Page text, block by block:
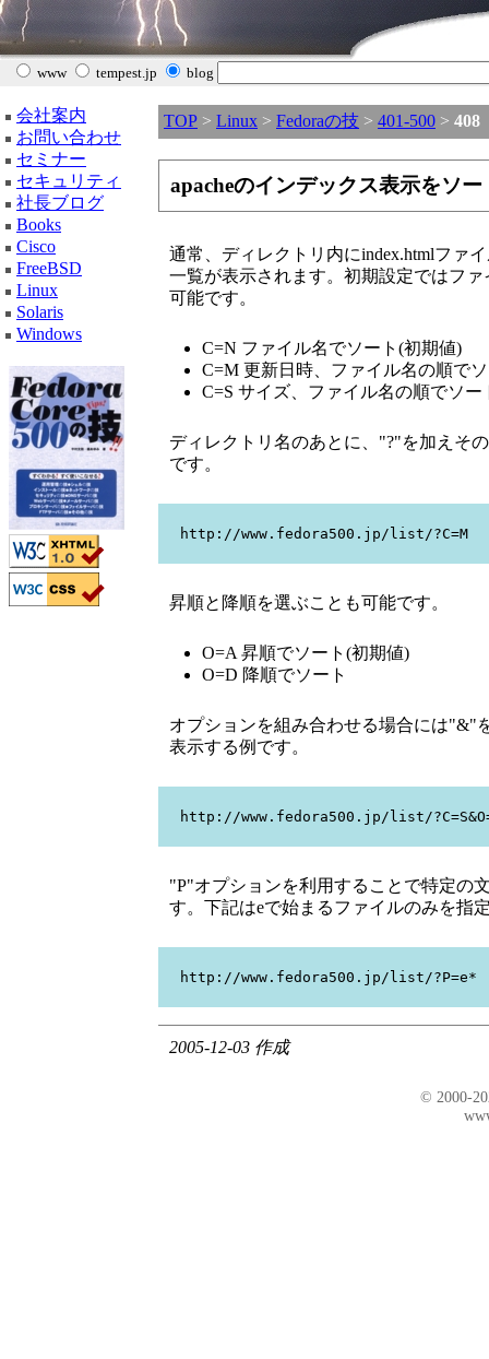
www tempest.jp blog
会社案内
お問い合わせ
セミナー
セキュリティ
社長ブログ
Books
Cisco
FreeBSD
Linux
Solaris
Windows
TOP > Linux > Fedoraの技 > 401-500 > 408
apacheのインデックス表示をソ
通常、ディレクトリ内にindex.htmlファ
一覧が表示されます。初期設定ではフ
可能です。
C=N ファイル名でソート(初期値)
C=M 更新日時、ファイル名の順で
C=S サイズ、ファイル名の順でソー
ディレクトリ名のあとに、"?"を加えそ
です。
http://www.fedora500.jp/list/?C=M
昇順と降順を選ぶことも可能です。
O=A 昇順でソート(初期値)
O=D 降順でソート
オプションを組み合わせる場合には"&"
表示する例です。
http://www.fedora500.jp/list/
"P"オプションを利用することで特定の
す。下記はeで始まるファイルのみを指
http://www.fedora500.jp/list/?P=e*
2005-12-03 作成
© 2000-